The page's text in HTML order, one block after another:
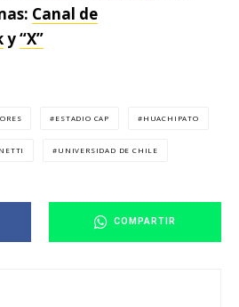
Canal de
y“X”
ESTADIO CAP HUACHIPATO
UNIVERSIDAD DE CHILE
COMPARTIR